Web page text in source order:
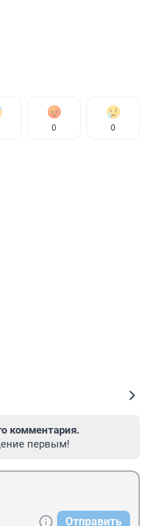
0 0
комментария.
первым!
Отправить